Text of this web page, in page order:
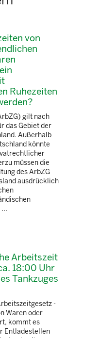
von
Ruhezeiten
gilt nach
das Gebiet der
Außerhalb
könnte
müssen die
des ArbZG
ausdrücklich
Arbeitszeit
18:00 Uhr
Tankzuges
-
Waren oder
kommt es
Entladestellen